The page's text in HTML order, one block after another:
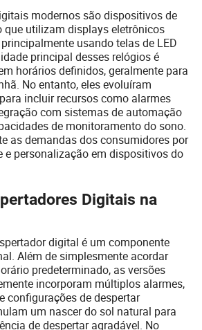
modernos são dispositivos de
que utilizam displays eletrônicos
usando telas de LED
principal desses relógios é
horários definidos, geralmente para
No entanto, eles evoluíram
incluir recursos como alarmes
com sistemas de automação
de monitoramento do sono.
as demandas dos consumidores por
personalização em dispositivos do
Digitais na
digital é um componente
Além de simplesmente acordar
predeterminado, as versões
incorporam múltiplos alarmes,
configurações de despertar
um nascer do sol natural para
de despertar agradável. No